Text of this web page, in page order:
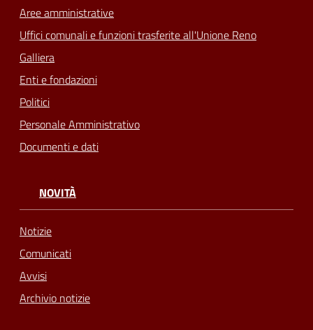
Aree amministrative
Uffici comunali e funzioni trasferite all'Unione Reno
Galliera
Enti e fondazioni
Politici
Personale Amministrativo
Documenti e dati
NOVITÀ
Notizie
Comunicati
Avvisi
Archivio notizie